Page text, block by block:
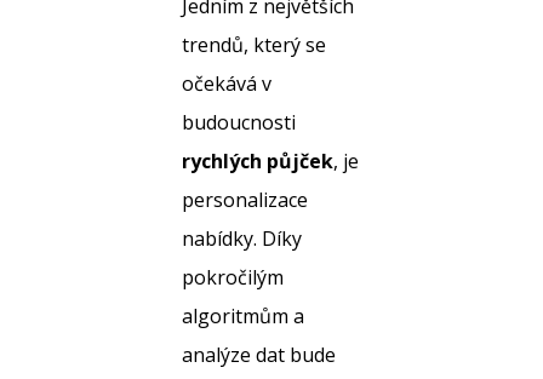
Jedním z největších
trendů, který se
očekává v
budoucnosti
rychlých půjček, je
personalizace
nabídky. Díky
pokročilým
algoritmům a
analýze dat bude